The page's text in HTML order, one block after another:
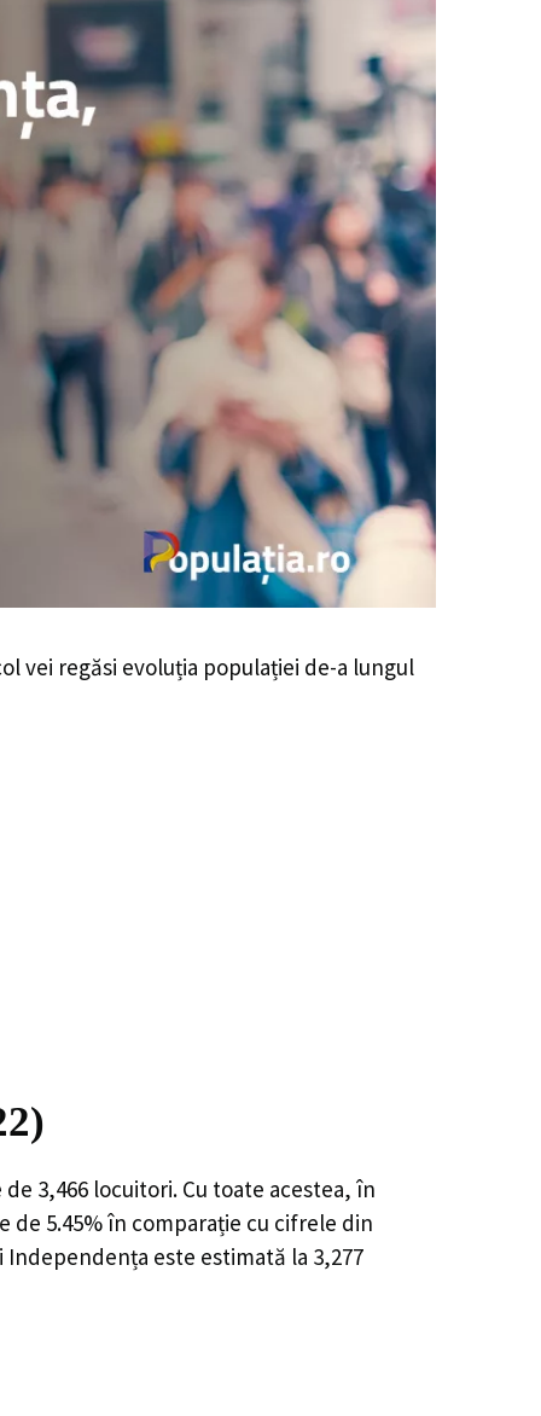
vei regăsi evoluția populației de-a lungul
de 3,466 locuitori. Cu toate acestea, în
de 5.45%în comparație cu cifrele din
este estimată la 3,277